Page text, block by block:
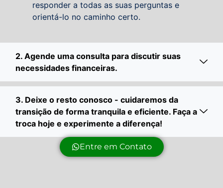
responder a todas as suas perguntas e
orientá-lo no caminho certo.
2. Agende uma consulta para discutir suas
necessidades financeiras.
3. Deixe o resto conosco - cuidaremos da
transição de forma tranquila e eficiente. Faça a
troca hoje e experimente a diferença!
Entre em Contato